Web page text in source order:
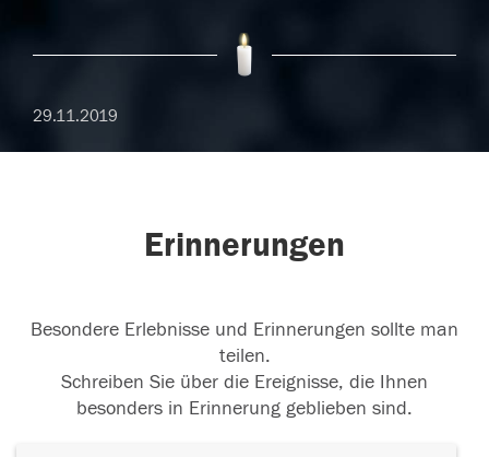
29.11.2019
Erinnerungen
Besondere Erlebnisse und Erinnerungen sollte man
teilen.
Schreiben Sie über die Ereignisse, die Ihnen
besonders in Erinnerung geblieben sind.